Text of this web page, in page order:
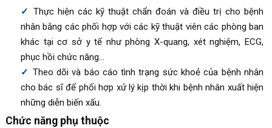
Thực hiện các kỹ thuật chẩn đoán và điều trị cho bệnh
nhân bằng các phối hợp với các kỹ thuật viên các phòng ban
khác tại cơ sở y tế như phòng X-quang, xét nghiệm, ECG,
phục hồi chức năng…
Theo dõi và báo cáo tình trạng sức khoẻ của bệnh nhân
cho bác sĩ để phối hợp xử lý kịp thời khi bệnh nhân xuất hiện
những diễn biến xấu.
Chức năng phụ thuộc